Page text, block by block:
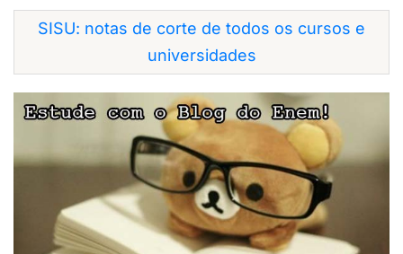
SISU: notas de corte de todos os cursos e
universidades